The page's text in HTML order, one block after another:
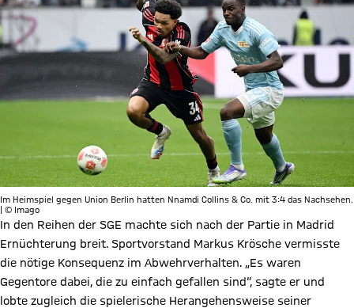
Im Heimspiel gegen Union Berlin hatten Nnamdi Collins & Co. mit 3:4 das Nachsehen.
| © Imago
In den Reihen der SGE machte sich nach der Partie in Madrid
Ernüchterung breit. Sportvorstand Markus Krösche vermisste
die nötige Konsequenz im Abwehrverhalten. „Es waren
Gegentore dabei, die zu einfach gefallen sind“, sagte er und
lobte zugleich die spielerische Herangehensweise seiner